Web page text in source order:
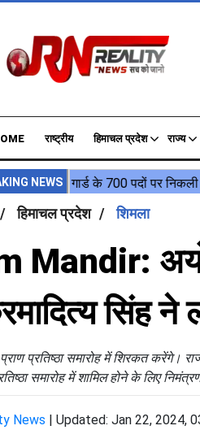
राष्ट्रीय हिमाचल प्रदेश राज्य
हिमाचल प्रदेश शिमला
Mandir:
सिंह ने
प्रतिष्ठा समारोह में शिरकत करेंगे।
समारोह में शामिल होने के लिए
News | Updated: Jan 22, 2024,